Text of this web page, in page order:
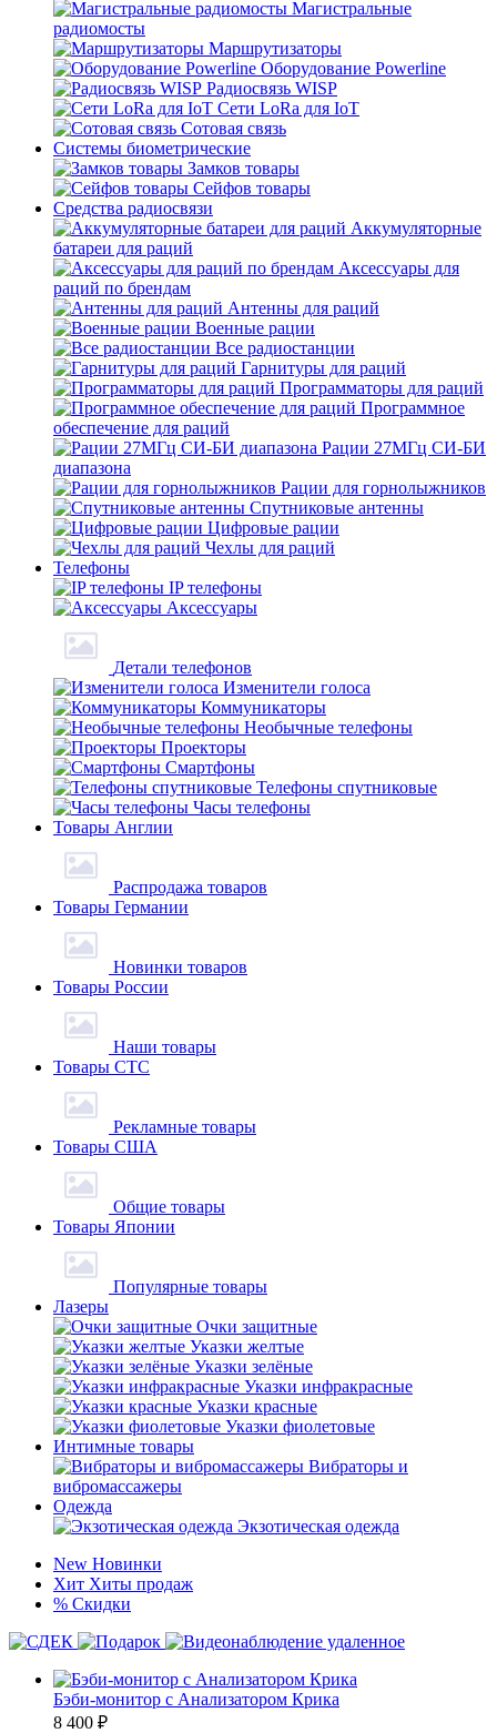
Магистральные
радиомосты
Маршрутизаторы
Оборудование Powerline
Радиосвязь WISP
Сети LoRa для IoT
Сотовая связь
Системы биометрические
Замков товары
Сейфов товары
Средства радиосвязи
Аккумуляторные
батареи для раций
Аксессуары для
раций по брендам
Антенны для раций
Военные рации
Все радиостанции
Гарнитуры для раций
Программаторы для раций
Программное
обеспечение для раций
Рации 27МГц СИ-БИ
диапазона
Рации для горнолыжников
Спутниковые антенны
Цифровые рации
Чехлы для раций
Телефоны
IP телефоны
Аксессуары
Детали телефонов
Изменители голоса
Коммуникаторы
Необычные телефоны
Проекторы
Смартфоны
Телефоны спутниковые
Часы телефоны
Товары Англии
Распродажа товаров
Товары Германии
Новинки товаров
Товары России
Наши товары
Товары СТС
Рекламные товары
Товары США
Общие товары
Товары Японии
Популярные товары
Лазеры
Очки защитные
Указки желтые
Указки зелёные
Указки инфракрасные
Указки красные
Указки фиолетовые
Интимные товары
Вибраторы и
вибромассажеры
Одежда
Экзотическая одежда
New Новинки
Хит Хиты продаж
% Скидки
Бэби-монитор с Анализатором Крика
8 400 ₽